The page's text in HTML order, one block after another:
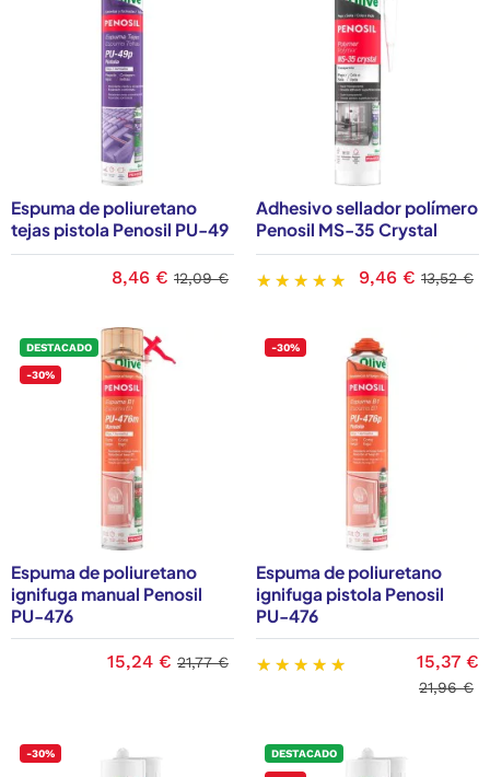
Espuma de poliuretano
tejas pistola Penosil PU-49
8,46 € 12,09 €
Adhesivo sellador polímero
Penosil MS-35 Crystal
9,46 € 13,52 €
DESTACADO
-30%
Espuma de poliuretano
ignifuga manual Penosil
PU-476
15,24 € 21,77 €
-30%
Espuma de poliuretano
ignifuga pistola Penosil
PU-476
15,37 €
21,96 €
-30% DESTACADO